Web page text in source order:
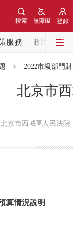
登錄
無障礙
搜索
服務
政民互動
> 2022市級部門
北京市
京市西城區人民法院
算情況説明